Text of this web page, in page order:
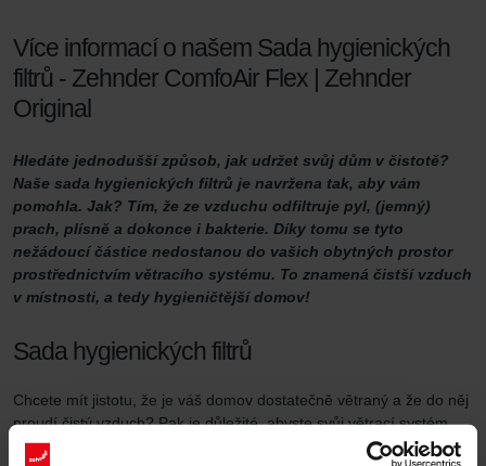
Více informací o našem Sada hygienických
filtrů - Zehnder ComfoAir Flex | Zehnder
Original
Hledáte jednodušší způsob, jak udržet svůj dům v čistotě?
Naše sada hygienických filtrů je navržena tak, aby vám
pomohla. Jak? Tím, že ze vzduchu odfiltruje pyl, (jemný)
prach, plísně a dokonce i bakterie. Díky tomu se tyto
nežádoucí částice nedostanou do vašich obytných prostor
prostřednictvím větracího systému. To znamená čistší vzduch
v místnosti, a tedy hygieničtější domov!
Sada hygienických filtrů
Chcete mít jistotu, že je váš domov dostatečně větraný a že do něj
proudí čistý vzduch? Pak je důležité, abyste svůj větrací systém
řádně udržovali. Jedním ze způsobů, jak toho dosáhnout, je